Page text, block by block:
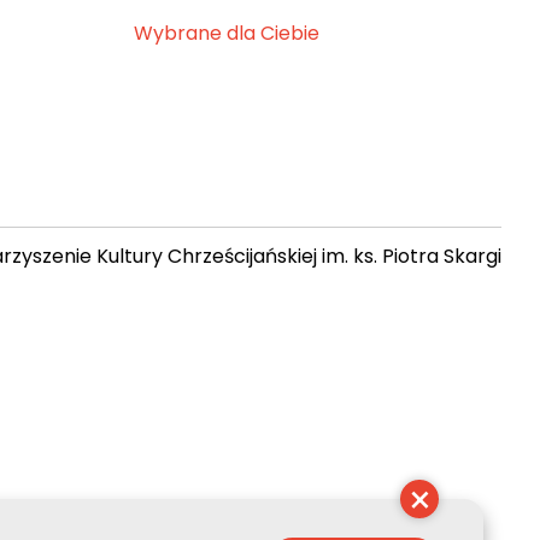
Wybrane dla Ciebie
Kultury Chrześcijańskiej im. ks. Piotra Skargi
×